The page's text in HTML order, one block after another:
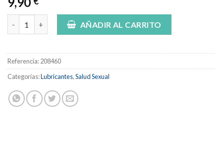
Pack 10 Lubricante Ecológico Efecto Calor Lubets cantidad
AÑADIR AL CARRITO
Referencia:208460
Categorías:Lubricantes,Salud Sexual